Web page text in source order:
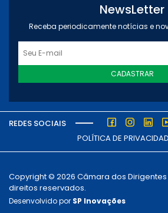
NewsLetter
Receba periodicamente notícias e
CADASTRAR
REDES SOCIAIS
POLÍTICA DE
Copyright © 2026 Câmara dos Dirigentes
direitos reservados.
Desenvolvido por SP Inovações